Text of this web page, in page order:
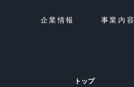
企業情報 事業内容
トップ